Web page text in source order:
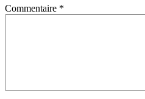
Commentaire *